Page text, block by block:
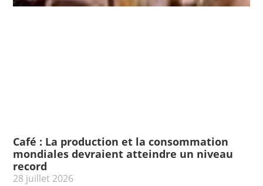
Café : La production et la consommation
mondiales devraient atteindre un niveau
record
28 juillet 2026